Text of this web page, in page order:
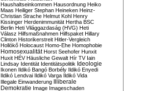
Haushaltseinkommen Hausordnung Heiko
Maas Heiliger Stephan Heineken Heinz-
Christian Strache Helmut Kohl Henry
Kissinger Herdenimmunität Hertha BSC
Berlin Heti Világgazdaság (HVG) Heti
Válasz Hilfsmaßnahmen Hilfspaket Hillary
Clinton Historikerstreit Hitler-Vergleich
Hollókő Holocaust Homo-Ehe Homophobie
Homosexualität Horst Seehofer Hunxit
Huxit HÉV Häusliche Gewalt Hír TV Iain
Lindsay Identität Identitätspolitik Ideologie
Ikonen Ildikó Bangó Borbély Ildikó Enyedi
Ildikó Lendvai Ildikó Varga Ildikó Vida
Illegale Einwanderung Illiberale
Demokratie Image Imageschaden